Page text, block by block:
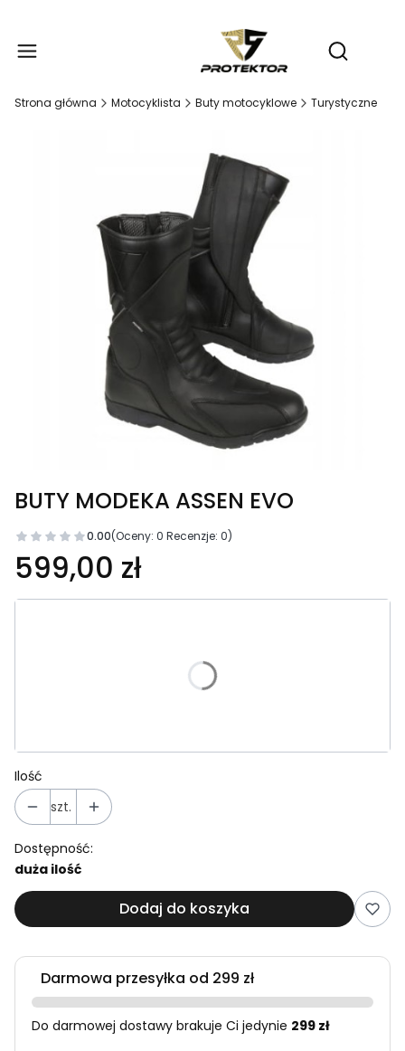
Otwórz
Strona główna Motocyklista Buty motocyklowe Turystyczne
BUTY MODEKA ASSEN EVO
0.00(Oceny: 0 Recenzje: 0)
Cena
599,00 zł
Ilość
szt.
Dostępność:
duża ilość
Dodaj do koszyka
Darmowa przesyłka od 299 zł
Do darmowej dostawy brakuje Ci jedynie 299 zł